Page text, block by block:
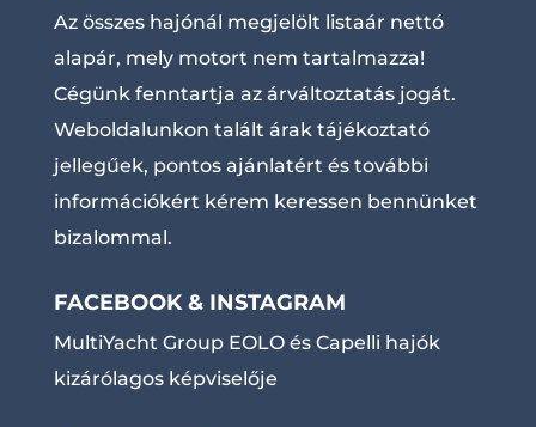
Az összes hajónál megjelölt listaár nettó
alapár, mely motort nem tartalmazza!
Cégünk fenntartja az árváltoztatás jogát.
Weboldalunkon talált árak tájékoztató
jellegűek, pontos ajánlatért és további
információkért kérem keressen bennünket
bizalommal.
FACEBOOK & INSTAGRAM
MultiYacht Group EOLO és Capelli hajók
kizárólagos képviselője